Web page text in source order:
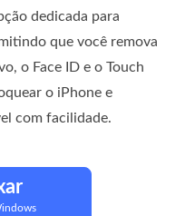
dedicada para
que você remova
o Face ID e o Touch
o iPhone e
com facilidade.